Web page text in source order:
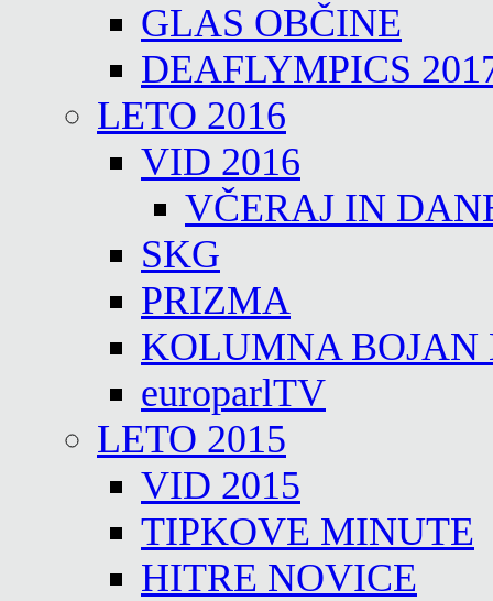
GLAS OBČINE
DEAFLYMPICS
LETO 2016
VID 2016
VČERAJ IN
SKG
PRIZMA
KOLUMNA BOJAN
europarlTV
LETO 2015
VID 2015
TIPKOVE MINUTE
HITRE NOVICE